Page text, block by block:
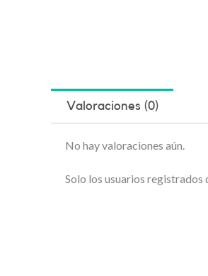
Valoraciones (0)
No hay valoraciones aún.
Solo los usuarios registrados